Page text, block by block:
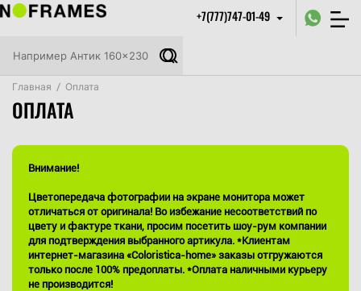
+7(777)747-01-49
Главная / Оплата
ОПЛАТА
Внимание!
Цветопередача фотографии на экране монитора может
отличаться от оригинала! Во избежание несоответствий по
цвету и фактуре ткани, просим посетить шоу-рум компании
для подтверждения выбранного артикула. *Клиентам
интернет-магазина «Coloristica-home» заказы отгружаются
только после 100% предоплаты. *Оплата наличными курьеру
не производится!